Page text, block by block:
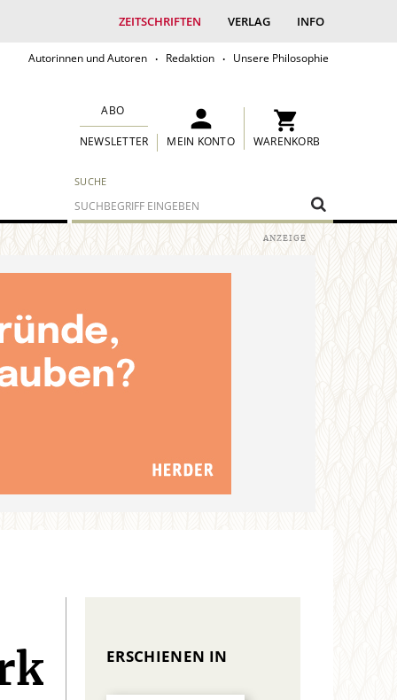
ZEITSCHRIFTEN VERLAG INFO
Autorinnen und Autoren Redaktion Unsere Philosophie
SUCHE
ABO
NEWSLETTER MEIN KONTO WARENKORB
ERSCHIENEN IN